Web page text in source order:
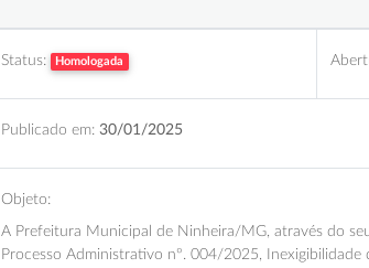
Status: Homologada
Publicado em: 30/01/2025
Objeto:
A Prefeitura Municipal de Ninheira/MG, através do
Processo Administrativo nº. 004/2025,